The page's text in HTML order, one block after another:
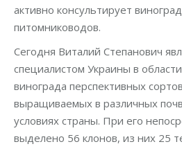
активно консультирует
питомниководов.
Сегодня Виталий Степанович
специалистом Украины в
винограда перспективных
выращиваемых в различных
условиях страны. При его
выделено 56 клонов, из них 25